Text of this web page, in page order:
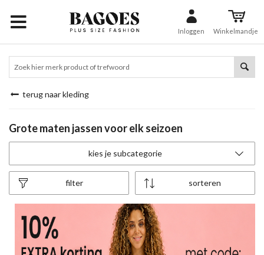
Inloggen Winkelmandje
terug naar kleding
Grote maten jassen voor elk seizoen
kies je subcategorie
sorteren
filter